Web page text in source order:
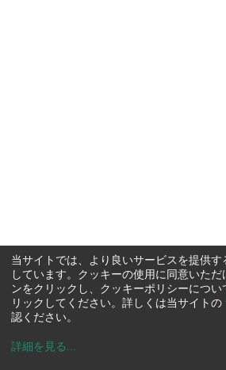
当サイトでは、より良いサービスを提供す
しています。クッキーの使用に同意いた
ンをクリックし、クッキーポリシーにつ
リックしてください。詳しくは当サイトの
認ください。
詳細を見る ...